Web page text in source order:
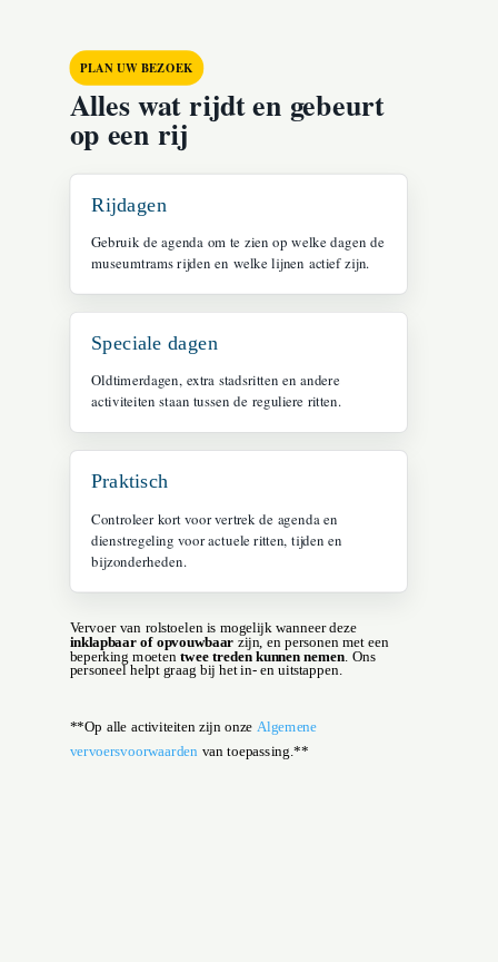
PLAN UW BEZOEK
Alles wat rijdt en gebeurt
op een rij
Rijdagen
Gebruik de agenda om te zien op welke dagen de
museumtrams rijden en welke lijnen actief zijn.
Speciale dagen
Oldtimerdagen, extra stadsritten en andere
activiteiten staan tussen de reguliere ritten.
Praktisch
Controleer kort voor vertrek de agenda en
dienstregeling voor actuele ritten, tijden en
bijzonderheden.
Vervoer van rolstoelen is mogelijk wanneer deze
inklapbaar of opvouwbaar zijn, en personen met een
beperking moeten twee treden kunnen nemen. Ons
personeel helpt graag bij het in‑ en uitstappen.
**Op alle activiteiten zijn onze Algemene
vervoersvoorwaarden van toepassing.**